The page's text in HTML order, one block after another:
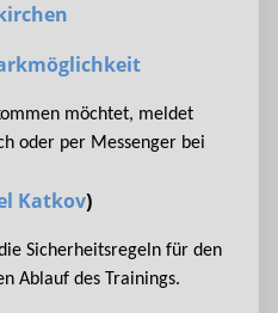
möchtet, meldet
oder per Messenger bei
Katkov)
Sicherheitsregeln für den
Ablauf des Trainings.